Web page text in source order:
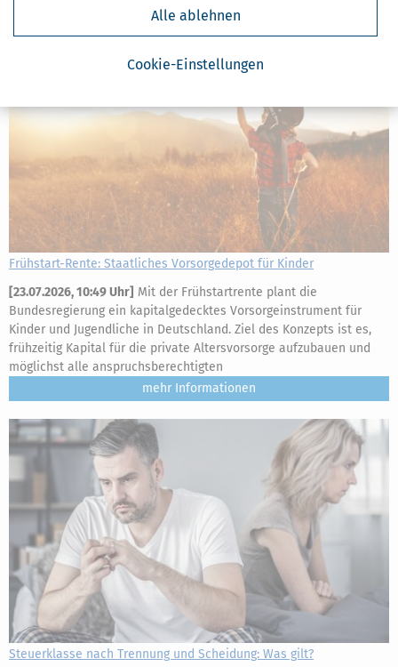
Cookie-Einstellungen
Alle ablehnen
Frühstart-Rente: Staatliches Vorsorgedepot für Kinder
[23.07.2026, 10:49 Uhr] Mit der Frühstartrente plant die
Bundesregierung ein kapitalgedecktes Vorsorgeinstrument für
Kinder und Jugendliche in Deutschland. Ziel des Konzepts ist es,
frühzeitig Kapital für die private Altersvorsorge aufzubauen und
möglichst alle anspruchsberechtigten
mehr
Steuerklasse nach Trennung und Scheidung: Was gilt?